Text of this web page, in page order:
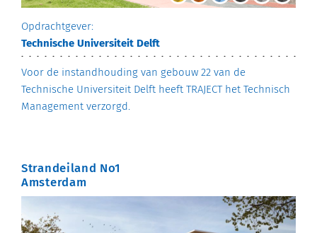
Opdrachtgever:
Technische Universiteit Delft
Voor de instandhouding van gebouw 22 van de
Technische Universiteit Delft heeft TRAJECT het Technisch
Management verzorgd.
Strandeiland No1
Amsterdam